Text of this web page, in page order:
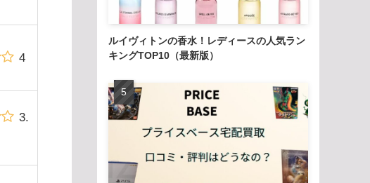
4
3.
ルイヴィトンの香水！レディースの人気ラン
キングTOP10（最新版）